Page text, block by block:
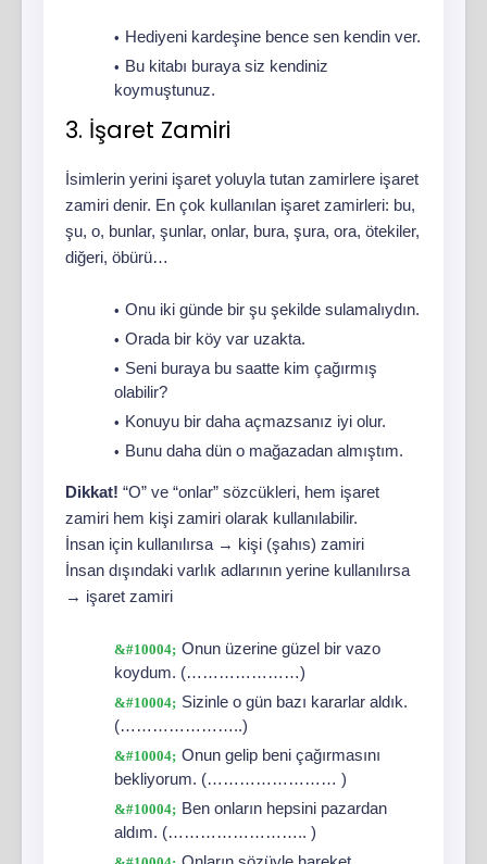
Hediyeni kardeşine bence sen kendin ver.
Bu kitabı buraya siz kendiniz
koymuştunuz.
3. İşaret Zamiri
İsimlerin yerini işaret yoluyla tutan zamirlere işaret
zamiri denir. En çok kullanılan işaret zamirleri: bu,
şu, o, bunlar, şunlar, onlar, bura, şura, ora, ötekiler,
diğeri, öbürü…
Onu iki günde bir şu şekilde sulamalıydın.
Orada bir köy var uzakta.
Seni buraya bu saatte kim çağırmış
olabilir?
Konuyu bir daha açmazsanız iyi olur.
Bunu daha dün o mağazadan almıştım.
Dikkat! “O” ve “onlar” sözcükleri, hem işaret
zamiri hem kişi zamiri olarak kullanılabilir.
İnsan için kullanılırsa → kişi (şahıs) zamiri
İnsan dışındaki varlık adlarının yerine kullanılırsa
→ işaret zamiri
Onun üzerine güzel bir vazo
koydum. (…………………)
Sizinle o gün bazı kararlar aldık.
(…………………..)
Onun gelip beni çağırmasını
bekliyorum. (…………………… )
Ben onların hepsini pazardan
aldım. (…………………….. )